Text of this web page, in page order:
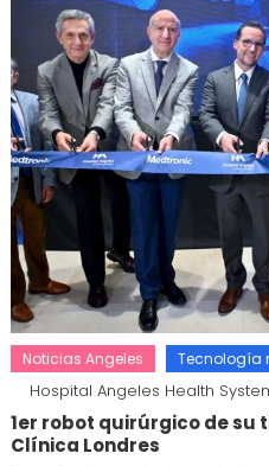
Noticias Angeles Tecnología
Hospital Angeles Health
1er robot quirúrgico de su
Clínica Londres